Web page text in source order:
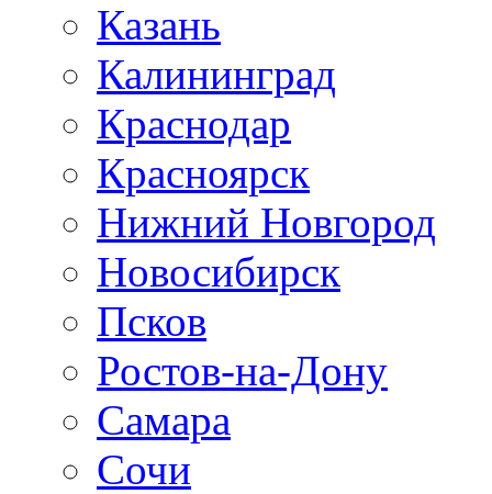
Казань
Калининград
Краснодар
Красноярск
Нижний Новгород
Новосибирск
Псков
Ростов-на-Дону
Самара
Сочи